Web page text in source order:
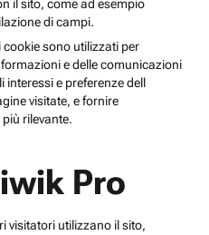
il sito, come ad esempio
di campi.
cookie sono utilizzati per
e delle comunicazioni
e preferenze dell
visitate, e fornire
rilevante.
Pro
visitatori utilizzano il sito,